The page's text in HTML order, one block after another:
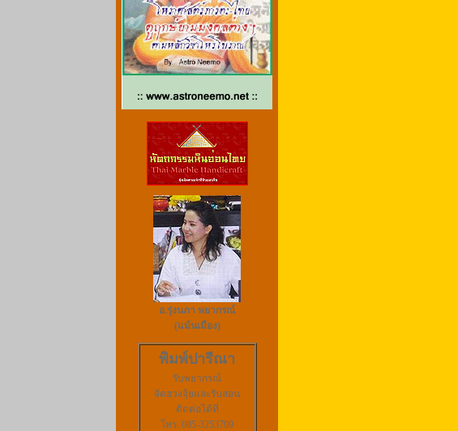
อ.รุ่งนภา พยากรณ์
(แม้นเมือง)
พิมพ์ปารีณา
รับพยากรณ์
จัดฮวงจุ้ยและรับสอน
ติดต่อได้ที่
โทร. 085-3253709